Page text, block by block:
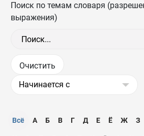
Поиск по темам словаря
выражения)
Всё А Б В Г Д Е Ё Ж З